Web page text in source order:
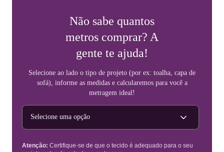
Não sabe quantos
metros comprar? A
gente te ajuda!
Selecione ao lado o tipo de projeto (por ex: toalha, capa de
sofá), informe as medidas e calcularemos para você a
metragem ideal!
Tipo de projeto
Atenção: Certifique-se de que o tecido é adequado para o seu